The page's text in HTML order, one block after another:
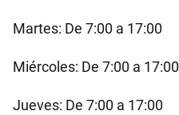
Martes: De 7:00 a 17:00
Miércoles: De 7:00 a 17:00
Jueves: De 7:00 a 17:00